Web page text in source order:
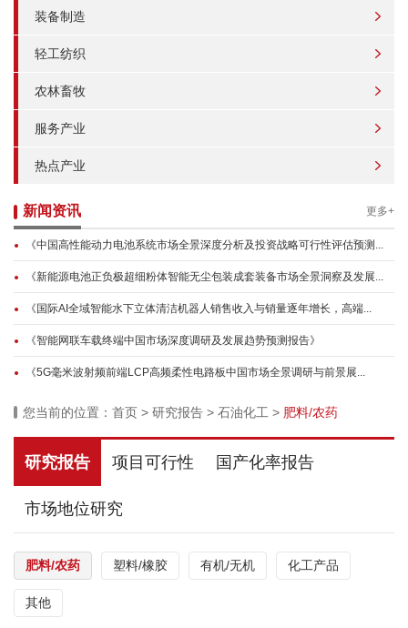
装备制造
轻工纺织
农林畜牧
服务产业
热点产业
新闻资讯 更多+
《中国高性能动力电池系统市场全景深度分析及投资战略可行性评估预测...
《新能源电池正负极超细粉体智能无尘包装成套装备市场全景洞察及发展...
《国际AI全域智能水下立体清洁机器人销售收入与销量逐年增长，高端...
《智能网联车载终端中国市场深度调研及发展趋势预测报告》
《5G毫米波射频前端LCP高频柔性电路板中国市场全景调研与前景展...
您当前的位置： 首页 > 研究报告 > 石油化工 > 肥料/农药
研究报告 项目可行性 国产化率报告
市场地位研究
肥料/农药 塑料/橡胶 有机/无机 化工产品
其他